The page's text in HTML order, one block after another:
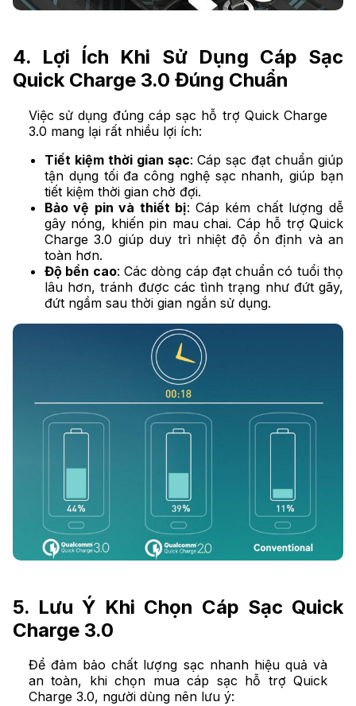
4. Lợi Ích Khi Sử Dụng Cáp Sạc
Quick Charge 3.0 Đúng Chuẩn
Việc sử dụng đúng cáp sạc hỗ trợ Quick Charge
3.0 mang lại rất nhiều lợi ích:
Tiết kiệm thời gian sạc: Cáp sạc đạt chuẩn giúp
tận dụng tối đa công nghệ sạc nhanh, giúp bạn
tiết kiệm thời gian chờ đợi.
Bảo vệ pin và thiết bị: Cáp kém chất lượng dễ
gây nóng, khiến pin mau chai. Cáp hỗ trợ Quick
Charge 3.0 giúp duy trì nhiệt độ ổn định và an
toàn hơn.
Độ bền cao: Các dòng cáp đạt chuẩn có tuổi thọ
lâu hơn, tránh được các tình trạng như đứt gãy,
đứt ngầm sau thời gian ngắn sử dụng.
5. Lưu Ý Khi Chọn Cáp Sạc Quick
Charge 3.0
Để đảm bảo chất lượng sạc nhanh hiệu quả và
an toàn, khi chọn mua cáp sạc hỗ trợ Quick
Charge 3.0, người dùng nên lưu ý: